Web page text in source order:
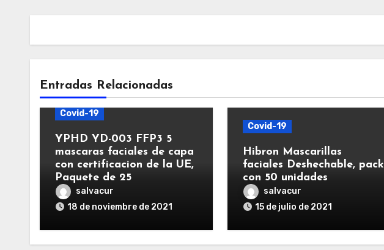
Entradas Relacionadas
Covid-19
YPHD YD-003 FFP3 5
mascaras faciales de capa
con certificacion de la UE,
Paquete de 25
salvacur
18 de noviembre de 2021
Covid-19
Hibron Mascarillas
faciales Deshechable, pack
con 50 unidades
salvacur
15 de julio de 2021